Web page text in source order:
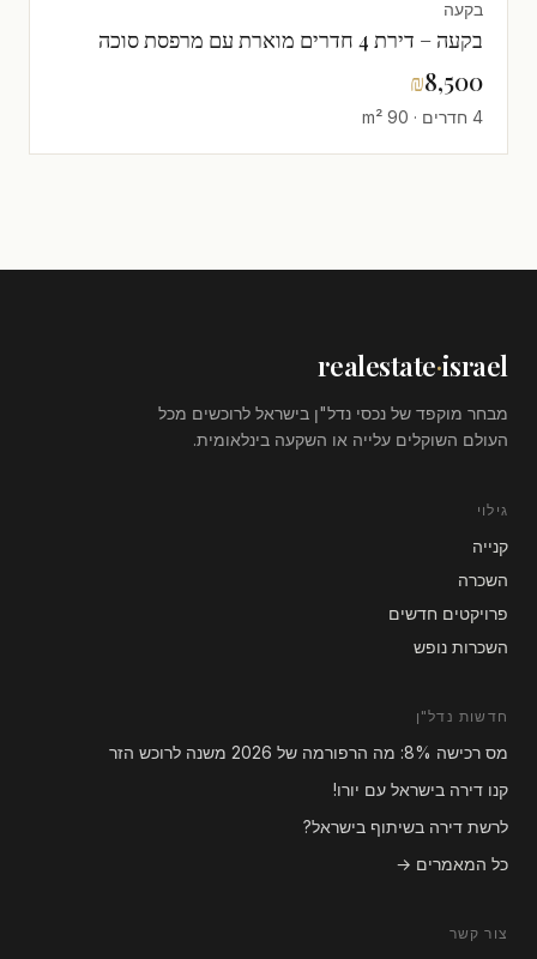
בקעה
בקעה – דירת 4 חדרים מוארת עם מרפסת סוכה
₪8,500
4 חדרים · 90 m²
realestate·israel
מבחר מוקפד של נכסי נדל"ן בישראל לרוכשים מכל
העולם השוקלים עלייה או השקעה בינלאומית.
גילוי
קנייה
השכרה
פרויקטים חדשים
השכרות נופש
חדשות נדל"ן
מס רכישה 8%: מה הרפורמה של 2026 משנה לרוכש הזר
קנו דירה בישראל עם יורו!
לרשת דירה בשיתוף בישראל?
כל המאמרים →
צור קשר